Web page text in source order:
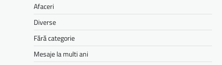
Afaceri
Diverse
Fără categorie
Mesaje la multi ani